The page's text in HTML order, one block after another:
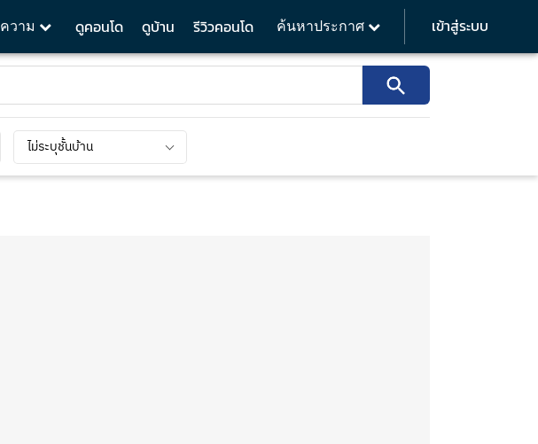
วาม ดูคอนโด ดูบ้าน รีวิวคอนโด ค้นหาประกาศ เข้าสู่ระบบ
ไม่ระบุชั้นบ้าน